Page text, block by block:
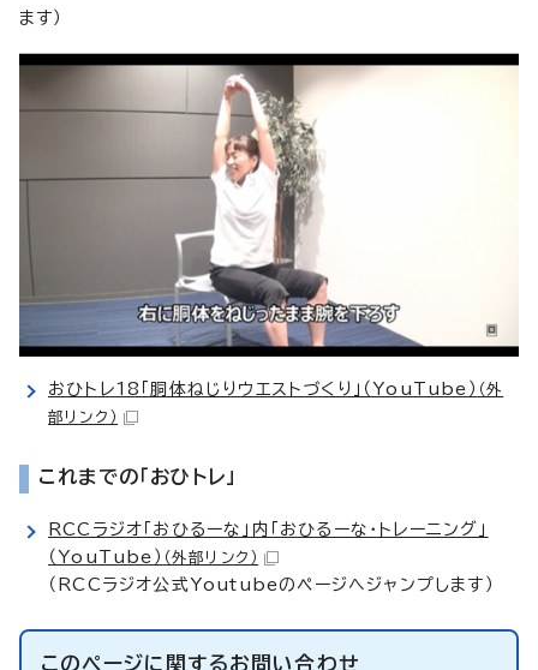
ます）
おひトレ18「胴体ねじりウエストづくり」（YouTube） （外
部リンク）
これまでの「おひトレ」
RCCラジオ「おひるーな」内「おひるーな・トレーニング」
（YouTube） （外部リンク）
（RCCラジオ公式Youtubeのページへジャンプします）
このページに関するお問い合わせ